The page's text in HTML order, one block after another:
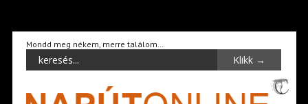
Mondd meg nékem, merre találom…